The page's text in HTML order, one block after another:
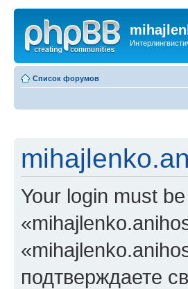
Список форумов
Your login must
подтверждаете